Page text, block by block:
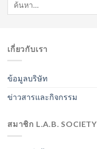
เกี่ยวกับเรา
ข้อมูลบริษัท
ข่าวสารและกิจกรรม
สมาชิก L.A.B. SOCIETY